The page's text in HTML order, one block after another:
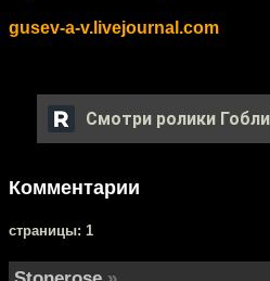
gusev-a-v.livejournal.com
Смотри ролики
Комментарии
cтраницы: 1